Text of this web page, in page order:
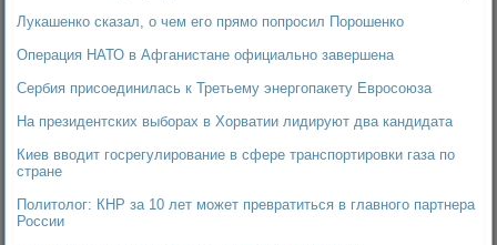
Лукашенко сказал, о чем его прямо попросил Порошенко
Операция НАТО в Афганистане официально завершена
Сербия присоединилась к Третьему энергопакету Евросоюза
На президентских выборах в Хорватии лидируют два кандидата
Киев вводит госрегулирование в сфере транспортировки газа по
стране
Политолог: КНР за 10 лет может превратиться в главного партнера
России